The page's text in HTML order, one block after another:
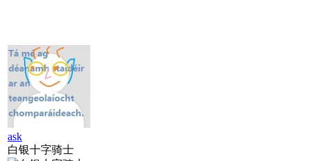
ask
白银十字骑士